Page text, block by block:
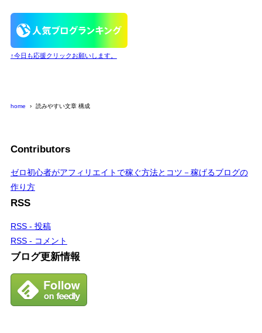
ー
↑今日も応援クリックお願いします。
home 読みやすい文章 構成
Contributors
ゼロ初心者がアフィリエイトで稼ぐ方法とコツ－稼げるブログの
作り方
RSS
RSS - 投稿
RSS - コメント
ブログ更新情報